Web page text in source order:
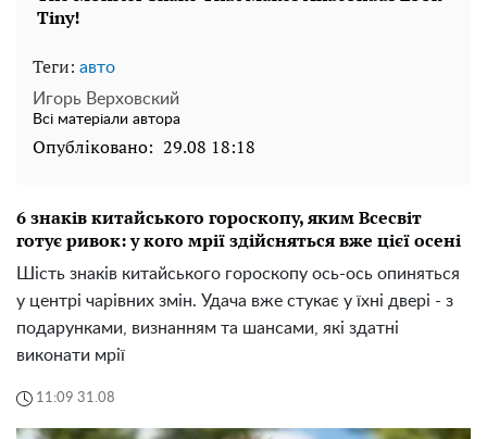
Теги: авто
Игорь Верховский
Всі матеріали автора
Опубліковано: 29.08 18:18
6 знаків китайського гороскопу, яким Всесвіт
готує ривок: у кого мрії здійсняться вже цієї осені
Шість знаків китайського гороскопу ось-ось опиняться
у центрі чарівних змін. Удача вже стукає у їхні двері - з
подарунками, визнанням та шансами, які здатні
виконати мрії
11:09 31.08